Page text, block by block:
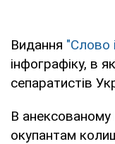
Видання "Слово
інфографіку, в
сепаратистів
В
окупантам